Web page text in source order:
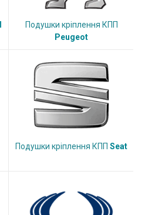
Подушки кріплення КПП
Peugeot
Подушки кріплення КПП Seat